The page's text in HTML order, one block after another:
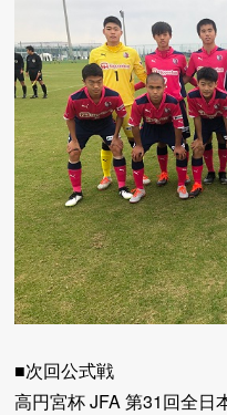
■次回公式戦
高円宮杯 JFA 第31回全日